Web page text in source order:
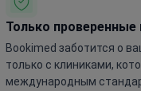
Только проверенные
Bookimed заботится о
только с клиниками,
международным